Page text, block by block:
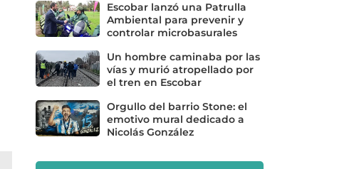
Escobar lanzó una Patrulla
Ambiental para prevenir y
controlar microbasurales
Un hombre caminaba por las
vías y murió atropellado por
el tren en Escobar
Orgullo del barrio Stone: el
emotivo mural dedicado a
Nicolás González